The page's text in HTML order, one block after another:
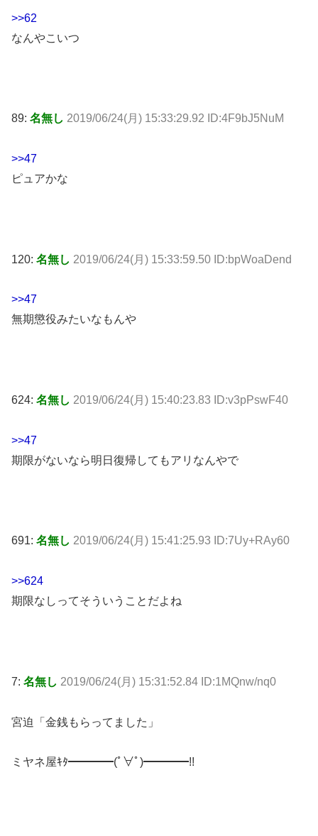
>>62
なんやこいつ
89: 名無し 2019/06/24(月) 15:33:29.92 ID:4F9bJ5NuM
>>47
ピュアかな
120: 名無し 2019/06/24(月) 15:33:59.50 ID:bpWoaDend
>>47
無期懲役みたいなもんや
624: 名無し 2019/06/24(月) 15:40:23.83 ID:v3pPswF40
>>47
期限がないなら明日復帰してもアリなんやで
691: 名無し 2019/06/24(月) 15:41:25.93 ID:7Uy+RAy60
>>624
期限なしってそういうことだよね
7: 名無し 2019/06/24(月) 15:31:52.84 ID:1MQnw/nq0
宮迫「金銭もらってました」
ミヤネ屋ｷﾀ━━━━(ﾟ∀ﾟ)━━━━!!